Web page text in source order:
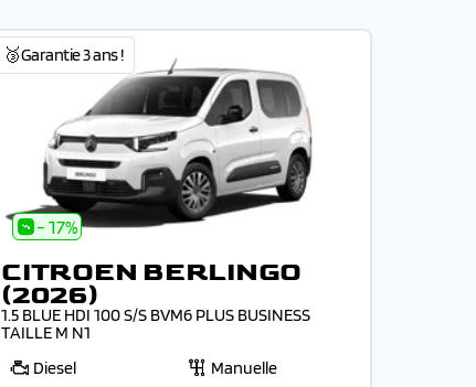
🥉Garantie 3 ans !
- 17%
CITROEN BERLINGO
(2026)
1.5 BLUE HDI 100 S/S BVM6 PLUS BUSINESS
TAILLE M N1
Diesel
Manuelle